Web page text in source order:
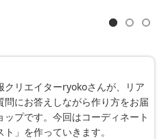
リエイターryokoさんが、リア
にお答えしながら作り方をお届
プです。今回はコーディネート
」を作っていきます。